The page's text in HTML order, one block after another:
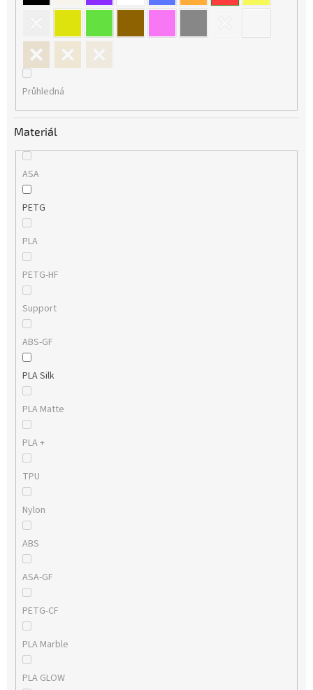
Průhledná
Materiál
ASA
PETG
PLA
PETG-HF
Support
ABS-GF
PLA Silk
PLA Matte
PLA +
TPU
Nylon
ABS
ASA-GF
PETG-CF
PLA Marble
PLA GLOW